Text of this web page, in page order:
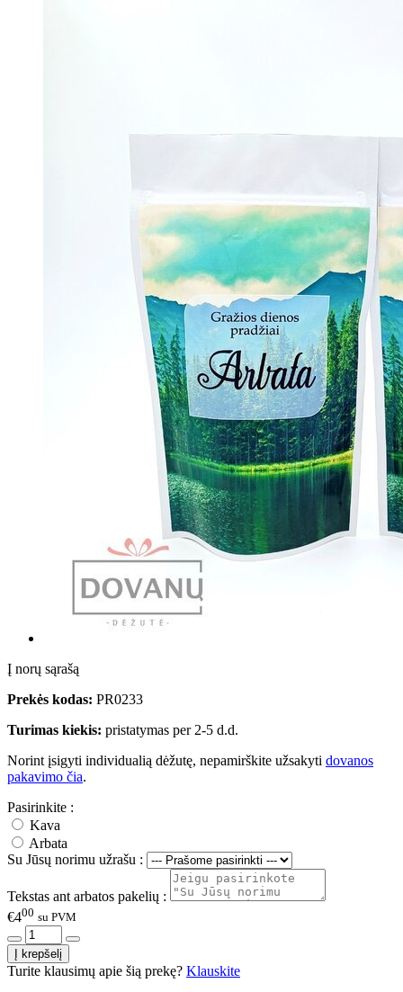
Į norų sąrašą
Prekės kodas: PR0233
Turimas kiekis: pristatymas per 2-5 d.d.
Norint įsigyti individualią dėžutę, nepamirškite užsakyti dovanos
pakavimo čia.
Pasirinkite :
Kava
Arbata
Su Jūsų norimu užrašu :
Tekstas ant arbatos pakelių :
€400 su PVM
Turite klausimų apie šią prekę? Klauskite